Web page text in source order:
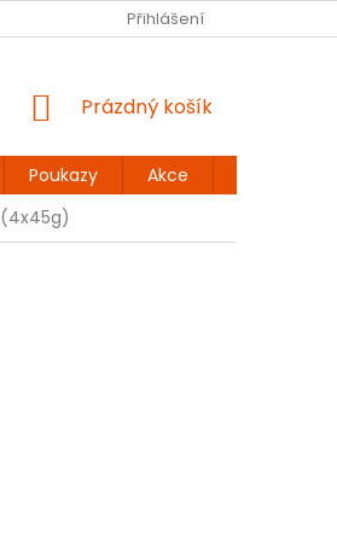
KONTAKT DOPRAVA A PLATBA
Přihlášení
NÁKUPNÍ
Prázdný košík
Poukazy Akce
(4x45g)